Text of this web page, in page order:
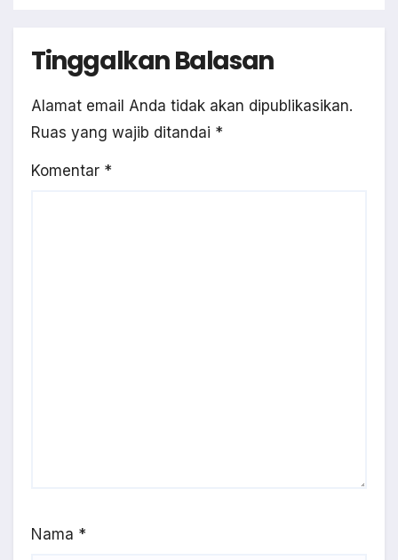
Tinggalkan Balasan
Alamat email Anda tidak akan dipublikasikan.
Ruas yang wajib ditandai *
Komentar *
Nama *